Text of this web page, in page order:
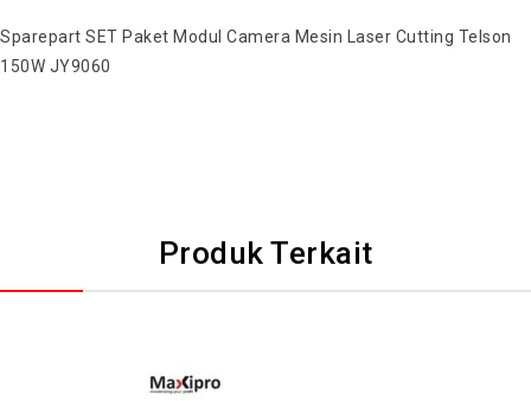
Sparepart SET Paket Modul Camera Mesin Laser Cutting Telson
150W JY9060
Produk Terkait